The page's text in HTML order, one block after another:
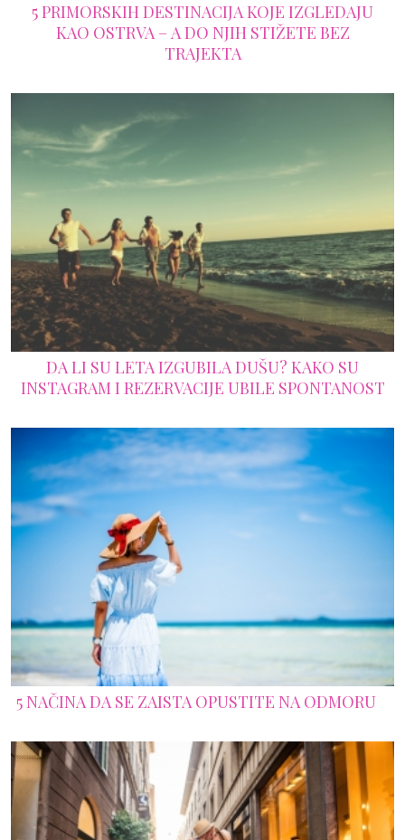
5 PRIMORSKIH DESTINACIJA KOJE IZGLEDAJU
KAO OSTRVA – A DO NJIH STIŽETE BEZ
TRAJEKTA
DA LI SU LETA IZGUBILA DUŠU? KAKO SU
INSTAGRAM I REZERVACIJE UBILE SPONTANOST
5 NAČINA DA SE ZAISTA OPUSTITE NA ODMORU